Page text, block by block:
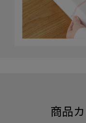
商品